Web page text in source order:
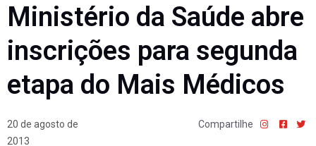
Ministério da Saúde abre
inscrições para segunda
etapa do Mais Médicos
20 de agosto de
2013
Compartilhe